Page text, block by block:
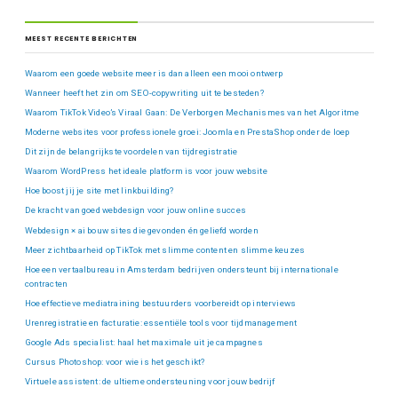
MEEST RECENTE BERICHTEN
Waarom een goede website meer is dan alleen een mooi ontwerp
Wanneer heeft het zin om SEO-copywriting uit te besteden?
Waarom TikTok Video’s Viraal Gaan: De Verborgen Mechanismes van het Algoritme
Moderne websites voor professionele groei: Joomla en PrestaShop onder de loep
Dit zijn de belangrijkste voordelen van tijdregistratie
Waarom WordPress het ideale platform is voor jouw website
Hoe boost jij je site met linkbuilding?
De kracht van goed webdesign voor jouw online succes
Webdesign × ai bouw sites die gevonden én geliefd worden
Meer zichtbaarheid op TikTok met slimme content en slimme keuzes
Hoe een vertaalbureau in Amsterdam bedrijven ondersteunt bij internationale
contracten
Hoe effectieve mediatraining bestuurders voorbereidt op interviews
Urenregistratie en facturatie: essentiële tools voor tijdmanagement
Google Ads specialist: haal het maximale uit je campagnes
Cursus Photoshop: voor wie is het geschikt?
Virtuele assistent: de ultieme ondersteuning voor jouw bedrijf